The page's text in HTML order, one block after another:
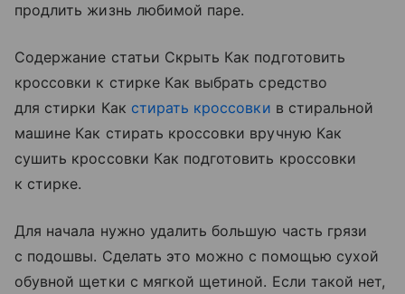
продлить жизнь любимой паре.
Содержание статьи Скрыть Как подготовить
кроссовки к стирке Как выбрать средство
для стирки Как стирать кроссовки в стиральной
машине Как стирать кроссовки вручную Как
сушить кроссовки Как подготовить кроссовки
к стирке.
Для начала нужно удалить большую часть грязи
с подошвы. Сделать это можно с помощью сухой
обувной щетки с мягкой щетиной. Если такой нет,